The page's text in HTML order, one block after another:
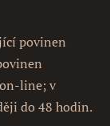
povinen
line; v
do 48 hodin.